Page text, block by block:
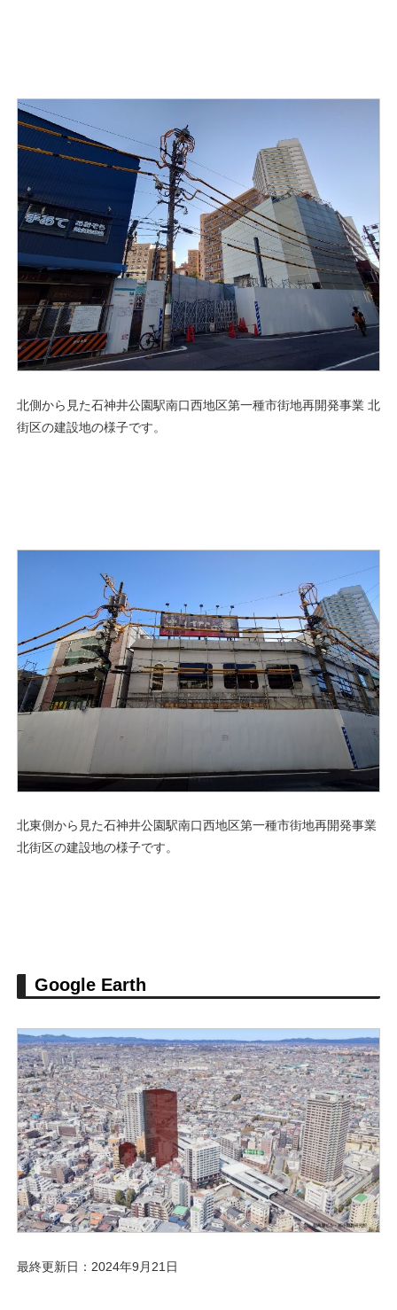
北側から見た石神井公園駅南口西地区第一種市街地再開発事業 北
街区の建設地の様子です。
北東側から見た石神井公園駅南口西地区第一種市街地再開発事業
北街区の建設地の様子です。
Google Earth
最終更新日：2024年9月21日